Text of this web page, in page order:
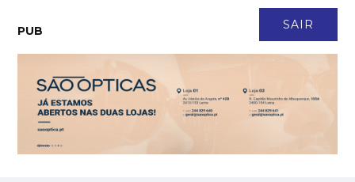
SAIR
PUB
Pombal cria ilhas-sombra, com árvores autóctones, para
“temperar” temperatura das ruas